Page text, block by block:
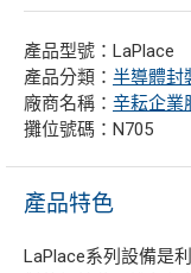
產品型號：LaPlace
產品分類： 半導體封
廠商名稱： 辛耘企業
攤位號碼：N705
產品特色
LaPlace系列設備是